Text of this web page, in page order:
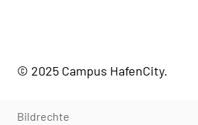
© 2025 Campus HafenCity
Bildrechte